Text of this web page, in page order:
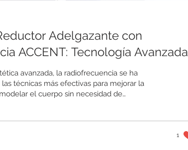
Adelgazante con
ACCENT: Tecnología Avanzada
tu Silueta
avanzada, la radiofrecuencia se ha
técnicas más efectivas para mejorar la
el cuerpo sin necesidad de
las primeras sesiones. A continuación, te
1